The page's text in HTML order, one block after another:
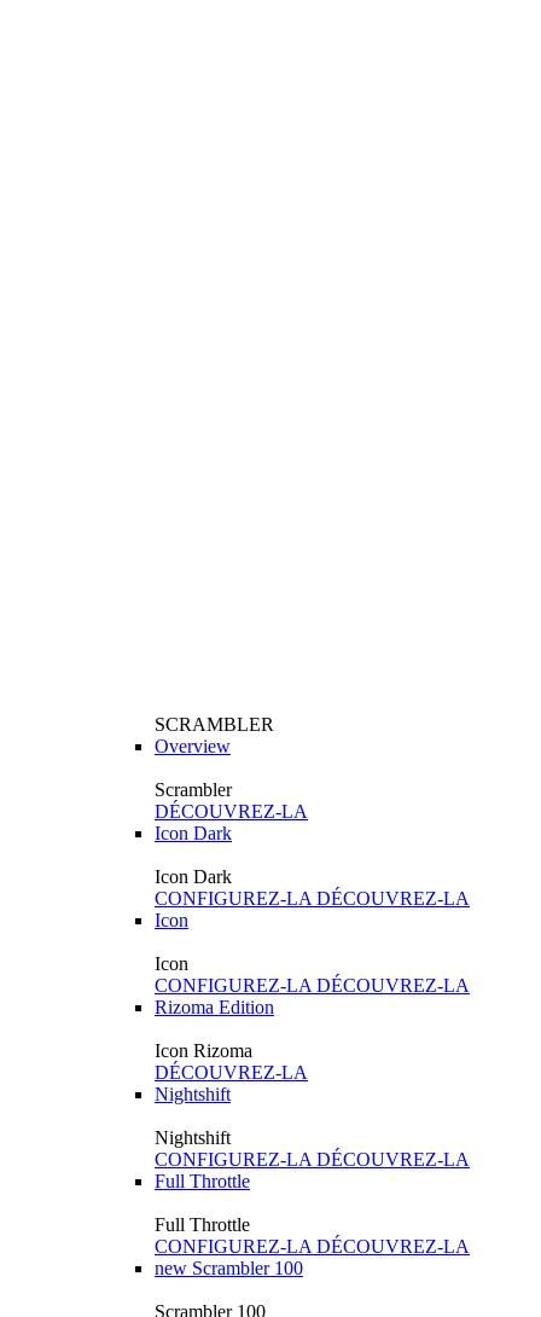
SCRAMBLER
Overview
Scrambler
DÉCOUVREZ-LA
Icon Dark
Icon Dark
CONFIGUREZ-LA DÉCOUVREZ-LA
Icon
Icon
CONFIGUREZ-LA DÉCOUVREZ-LA
Rizoma Edition
Icon Rizoma
DÉCOUVREZ-LA
Nightshift
Nightshift
CONFIGUREZ-LA DÉCOUVREZ-LA
Full Throttle
Full Throttle
CONFIGUREZ-LA DÉCOUVREZ-LA
new Scrambler 100
Scrambler 100